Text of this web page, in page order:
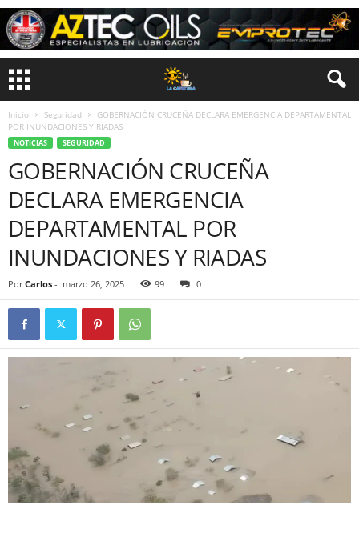
Inicio Seguridad
GOBERNACIÓN CRUCEÑA DECLARA EMERGENCIA DEPARTAMENTAL
POR INUNDACIONES Y RIADAS
NOTICIAS SEGURIDAD
GOBERNACIÓN CRUCEÑA
DECLARA EMERGENCIA
DEPARTAMENTAL POR
INUNDACIONES Y RIADAS
Por Carlos - marzo 26, 2025 99 0